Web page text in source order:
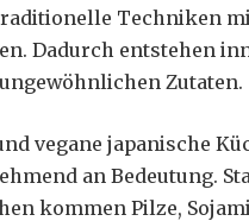
Techniken
Dadurch entstehen
Zutaten.
vegane japanische
an Bedeutung.
kommen Pilze,